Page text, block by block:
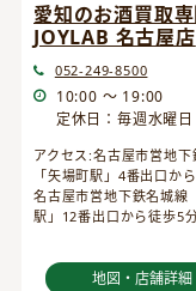
愛知のお酒買取
JOYLAB 名古屋店
052-249-8500
10:00 ～ 19:00
定休日：毎週水曜日
アクセス:名古屋市営地下
「矢場町駅」4番出口か
名古屋市営地下鉄名城線
駅」12番出口から徒歩5
地図・店舗詳細